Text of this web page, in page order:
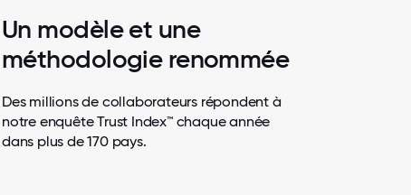
Un modèle et une
méthodologie renommée
Des millions de collaborateurs répondent à
notre enquête Trust Index™ chaque année
dans plus de 170 pays.